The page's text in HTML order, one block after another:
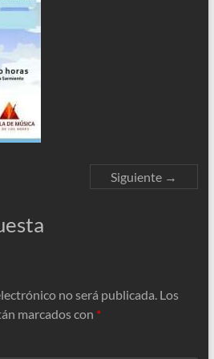
Siguiente →
no será publicada. Los
marcados con *